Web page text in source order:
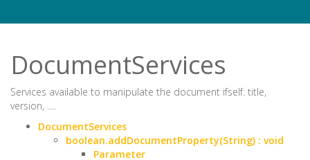
DocumentServices
Services available to manipulate the document ifself: title,
version, ….
DocumentServices
boolean.addDocumentProperty(String) : void
Parameter